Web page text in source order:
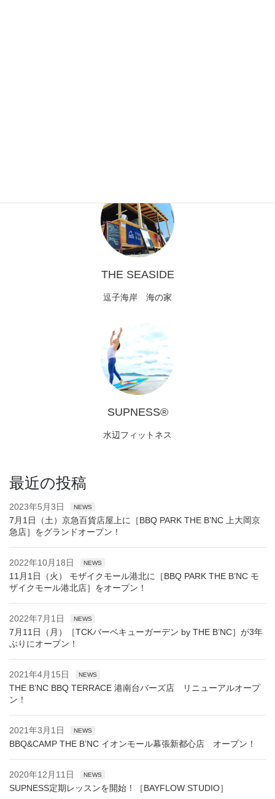
THE SEASIDE
逗子海岸 海の家
SUPNESS®︎
水辺フィットネス
最近の投稿
2023年5月3日 NEWS
7月1日（土）京急百貨店屋上に［BBQ PARK THE B’NC 上大岡京
急店］をグランドオープン！
2022年10月18日 NEWS
11月1日（火） モザイクモール港北に［BBQ PARK THE B’NC モ
ザイクモール港北店］をオープン！
2022年7月1日 NEWS
7月11日（月）［TCKバーベキューガーデン by THE B’NC］が3年
ぶりにオープン！
2021年4月15日 NEWS
THE B’NC BBQ TERRACE 港南台バーズ店 リニューアルオープ
ン！
2021年3月1日 NEWS
BBQ&CAMP THE B’NC イオンモール幕張新都心店 オープン！
2020年12月11日 NEWS
SUPNESS定期レッスンを開始！［BAYFLOW STUDIO］